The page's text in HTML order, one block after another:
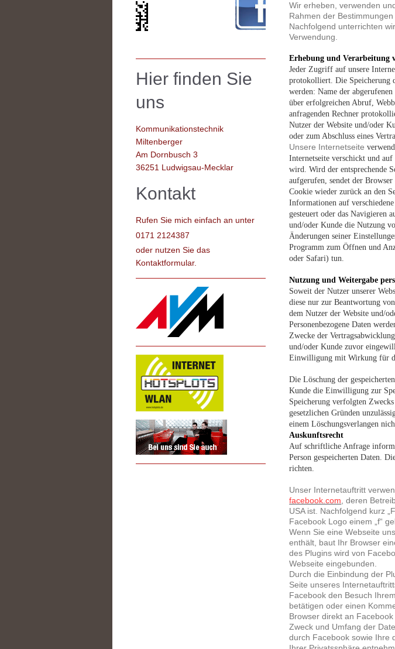
Wir erheben, verwenden
Rahmen der
Nachfolgend unterrichten
Verwendung.
Erhebung und Verarbeitung
Jeder Zugriff auf unsere
protokolliert. Die Speicherung
werden: Name der
über erfolgreichen Abruf,
anfragenden Rechner
Nutzer der Website und/oder
oder zum Abschluss eines
Unsere Internetseite
Internetseite verschickt und auf
wird. Wird der entsprechende
aufgerufen, sendet der
Cookie wieder zurück an den
Informationen auf
gesteuert oder das Navigieren
und/oder Kunde die Nutzung
Änderungen seiner
Programm zum Öffnen und
oder Safari) tun.
Nutzung und Weitergabe
Soweit der Nutzer unserer
diese nur zur Beantwortung
dem Nutzer der Website und/
Personenbezogene Daten
Zwecke der
und/oder Kunde zuvor
Einwilligung mit Wirkung für
Die Löschung der
Kunde die Einwilligung zur
Speicherung verfolgten
gesetzlichen Gründen
einem Löschungsverlangen
Auskunftsrecht
Auf schriftliche Anfrage
Person gespeicherten Daten.
richten.
Unser Internetauftritt
facebook.com, deren
USA ist. Nachfolgend kurz
Facebook Logo einem „f“
Wenn Sie eine Webseite
enthält, baut Ihr Browser
des Plugins wird von
Webseite eingebunden.
Durch die Einbindung der
Seite unseres
Facebook den Besuch
betätigen oder einen
Browser direkt an
Zweck und Umfang der
durch Facebook sowie Ihre
Hier finden Sie
uns
Kommunikationstechnik
Miltenberger
Am Dornbusch 3
36251 Ludwigsau-Mecklar
Kontakt
Rufen Sie mich einfach an unter
0171 2124387
oder nutzen Sie das
Kontaktformular.